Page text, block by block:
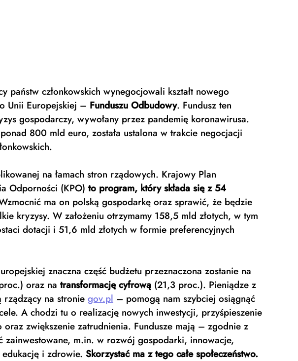
członkowskich wynegocjowali kształt nowego
Unii Europejskiej – Funduszu Odbudowy. Fundusz ten
gospodarczy, wywołany przez pandemię koronawirusa.
800 mld euro, została ustalona w trakcie negocjacji
na łamach stron rządowych. Krajowy Plan
Odporności (KPO) to program, który składa się z 54
ma on polską gospodarkę oraz sprawić, że będzie
kryzysy. W założeniu otrzymamy 158,5 mld złotych, w tym
dotacji i 51,6 mld złotych w formie preferencyjnych
znaczna część budżetu przeznaczona zostanie na
oraz na transformację cyfrową (21,3 proc.). Pieniądze z
na stronie gov.pl – pomogą nam szybciej osiągnąć
A chodzi tu o realizację nowych inwestycji, przyśpieszenie
zwiększenie zatrudnienia. Fundusze mają – zgodnie z
zainwestowane, m.in. w rozwój gospodarki, innowacje,
i zdrowie. Skorzystać ma z tego całe społeczeństwo.